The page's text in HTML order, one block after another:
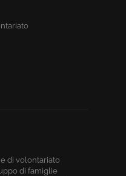
di volontariato
di famiglie